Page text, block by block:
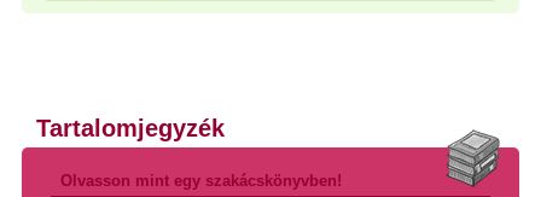
Tartalomjegyzék
Olvasson mint egy szakácskönyvben!